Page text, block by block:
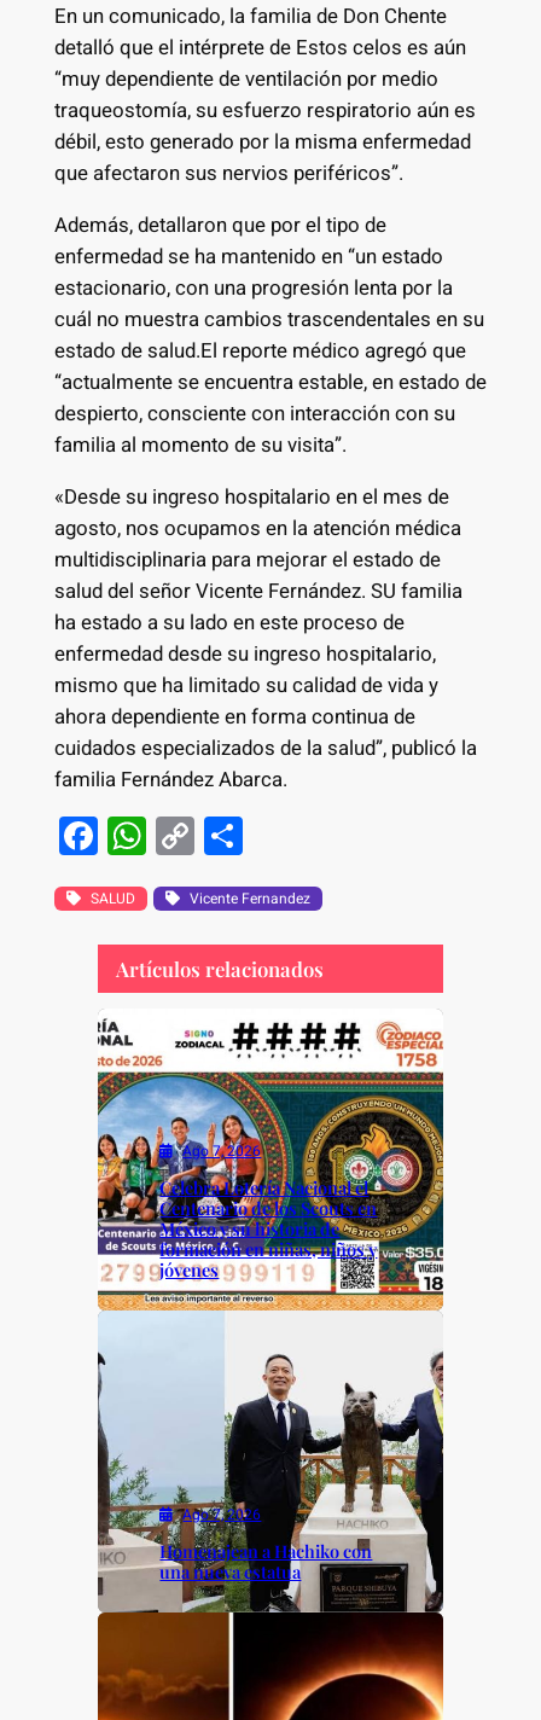
En un comunicado, la familia de Don Chente
detalló que el intérprete de Estos celos es aún
“muy dependiente de ventilación por medio
traqueostomía, su esfuerzo respiratorio aún es
débil, esto generado por la misma enfermedad
que afectaron sus nervios periféricos”.
Además, detallaron que por el tipo de
enfermedad se ha mantenido en “un estado
estacionario, con una progresión lenta por la
cuál no muestra cambios trascendentales en su
estado de salud.El reporte médico agregó que
“actualmente se encuentra estable, en estado de
despierto, consciente con interacción con su
familia al momento de su visita”.
«Desde su ingreso hospitalario en el mes de
agosto, nos ocupamos en la atención médica
multidisciplinaria para mejorar el estado de
salud del señor Vicente Fernández. SU familia
ha estado a su lado en este proceso de
enfermedad desde su ingreso hospitalario,
mismo que ha limitado su calidad de vida y
ahora dependiente en forma continua de
cuidados especializados de la salud”, publicó la
familia Fernández Abarca.
F
a
c
e
b
o
o
k
W
h
at
s
A
p
C
o
p
y
Li
n
k
S
h
ar
e
SALUD Vicente Fernandez
Artículos relacionados
Ago 7, 2026
Celebra Lotería Nacional el
Centenario de los Scouts en
México y su historia de
formación en niñas, niños y
jóvenes
Ago 7, 2026
Homenajean a Hachiko con
una nueva estatua